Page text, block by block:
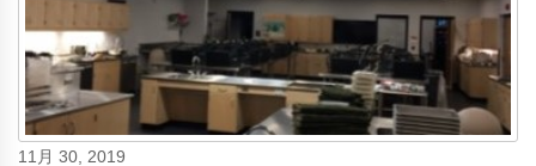
11月 30, 2019